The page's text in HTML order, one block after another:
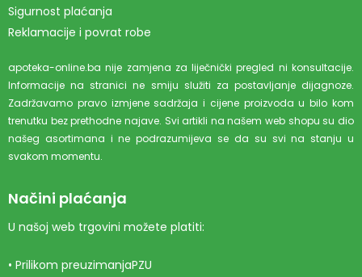
Sigurnost plaćanja
Reklamacije i povrat robe
apoteka-online.ba nije zamjena za liječnički pregled ni konsultacije.
Informacije na stranici ne smiju služiti za postavljanje dijagnoze.
Zadržavamo pravo izmjene sadržaja i cijene proizvoda u bilo kom
trenutku bez prethodne najave. Svi artikli na našem web shopu su dio
našeg asortimana i ne podrazumijeva se da su svi na stanju u
svakom momentu.
Načini plaćanja
U našoj web trgovini možete platiti:
• Prilikom preuzimanjaPZU